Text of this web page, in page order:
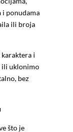
i ponudama
ili broja
i
ili uklonimo
bez
što je